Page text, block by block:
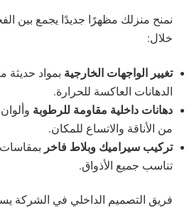
نمنح منزلك مظهرًا جديدًا يجمع بين
خلال:
تغيير الواجهات الخارجية بمواد حديثة
الدهانات العاكسة للحرارة.
دهانات داخلية مقاومة للرطوبة
من الأناقة والاتساع للمكان.
تركيب سيراميك وبلاط فاخر
تناسب جميع الأذواق.
فريق التصميم الداخلي في الشركة